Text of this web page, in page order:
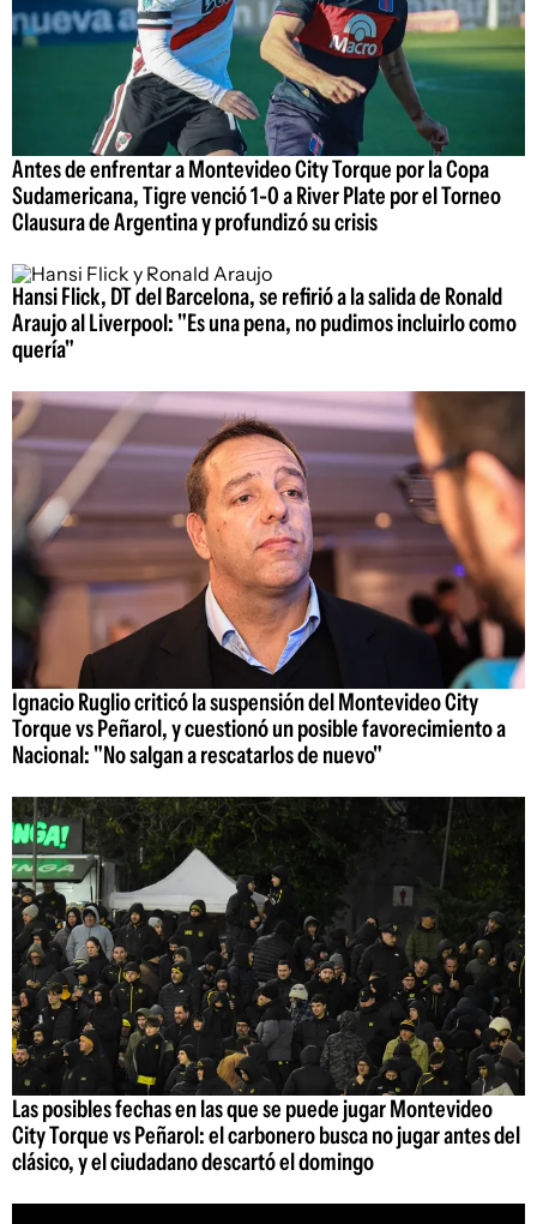
Antes de enfrentar a Montevideo City Torque por la Copa
Sudamericana, Tigre venció 1-0 a River Plate por el Torneo
Clausura de Argentina y profundizó su crisis
Hansi Flick, DT del Barcelona, se refirió a la salida de Ronald
Araujo al Liverpool: "Es una pena, no pudimos incluirlo como
quería"
Ignacio Ruglio criticó la suspensión del Montevideo City
Torque vs Peñarol, y cuestionó un posible favorecimiento a
Nacional: "No salgan a rescatarlos de nuevo"
Las posibles fechas en las que se puede jugar Montevideo
City Torque vs Peñarol: el carbonero busca no jugar antes del
clásico, y el ciudadano descartó el domingo